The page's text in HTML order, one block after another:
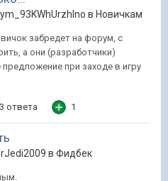
в Новичкам
забредет на форум, с
а они (разработчики)
при заходе в игру
ответа 1
в Фидбек